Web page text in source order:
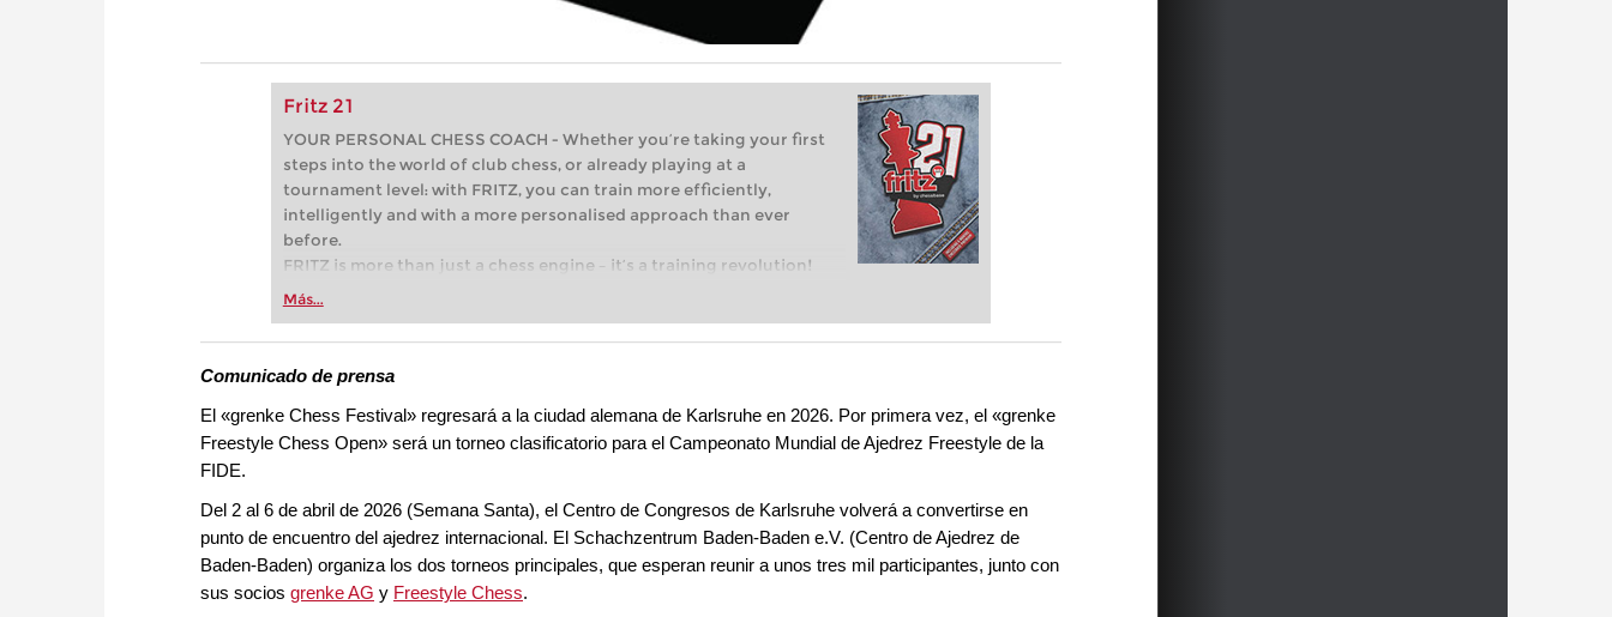
Fritz 21
YOUR PERSONAL CHESS COACH - Whether you’re taking your first
steps into the world of club chess, or already playing at a
tournament level: with FRITZ, you can train more efficiently,
intelligently and with a more personalised approach than ever
before.
FRITZ is more than just a chess engine – it’s a training revolution!
Whether you’re taking your first steps into the world of club chess,
more efficiently, intelligently and with a more personalised
approach than ever before.
Más...
Comunicado de prensa
El «grenke Chess Festival» regresará a la ciudad alemana de Karlsruhe en 2026. Por primera vez, el «grenke
Freestyle Chess Open» será un torneo clasificatorio para el Campeonato Mundial de Ajedrez Freestyle de la
FIDE.
Del 2 al 6 de abril de 2026 (Semana Santa), el Centro de Congresos de Karlsruhe volverá a convertirse en
punto de encuentro del ajedrez internacional. El Schachzentrum Baden-Baden e.V. (Centro de Ajedrez de
Baden-Baden) organiza los dos torneos principales, que esperan reunir a unos tres mil participantes, junto con
sus socios grenke AG y Freestyle Chess.